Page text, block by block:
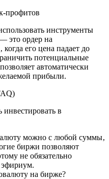
профитов
инструменты
это ордер на
его цена падает до
потенциальные
автоматически
прибыли.
в
можно с любой суммы‚
биржи позволяют
не обязательно
эфириум.
на бирже?